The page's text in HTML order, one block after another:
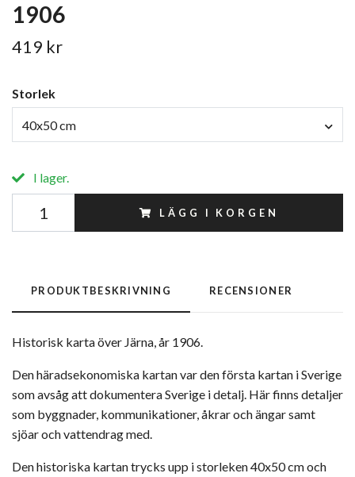
1906
419 kr
Storlek
40x50 cm
I lager.
LÄGG I KORGEN
PRODUKTBESKRIVNING RECENSIONER
Historisk karta över Järna, år 1906.
Den häradsekonomiska kartan var den första kartan i Sverige
som avsåg att dokumentera Sverige i detalj. Här finns detaljer
som byggnader, kommunikationer, åkrar och ängar samt
sjöar och vattendrag med.
Den historiska kartan trycks upp i storleken 40x50 cm och